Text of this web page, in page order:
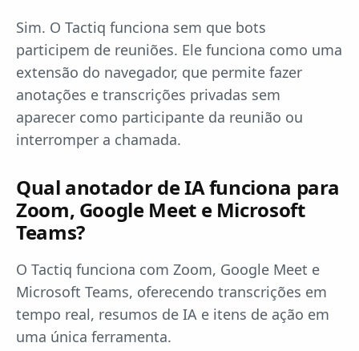
Sim. O Tactiq funciona sem que bots
participem de reuniões. Ele funciona como uma
extensão do navegador, que permite fazer
anotações e transcrições privadas sem
aparecer como participante da reunião ou
interromper a chamada.
Qual anotador de IA funciona para
Zoom, Google Meet e Microsoft
Teams?
O Tactiq funciona com Zoom, Google Meet e
Microsoft Teams, oferecendo transcrições em
tempo real, resumos de IA e itens de ação em
uma única ferramenta.